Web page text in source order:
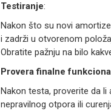
Testiranje:
Nakon što su novi
i zadrži u otvorenom
Obratite pažnju na bilo
Provera finalne
Nakon testa, proverite da
nepravilnog otpora ili